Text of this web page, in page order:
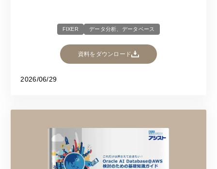
FIXER データ分析、データベース
資料をダウンロード
2026/06/29